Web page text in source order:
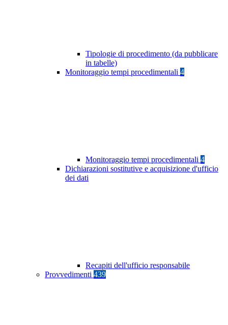
Tipologie di procedimento (da pubblicare
in tabelle)
Monitoraggio tempi procedimentali 4
Monitoraggio tempi procedimentali 4
Dichiarazioni sostitutive e acquisizione d'ufficio
dei dati
Recapiti dell'ufficio responsabile
Provvedimenti 439